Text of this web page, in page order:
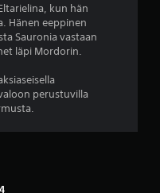
kun hän
Hänen eeppinen
Sauronia vastaan
läpi Mordorin.
perustuvilla